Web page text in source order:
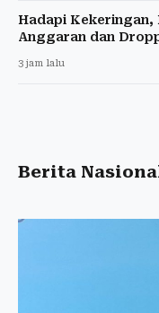
Hadapi Kekeringan,
Anggaran dan
3 jam lalu
Berita